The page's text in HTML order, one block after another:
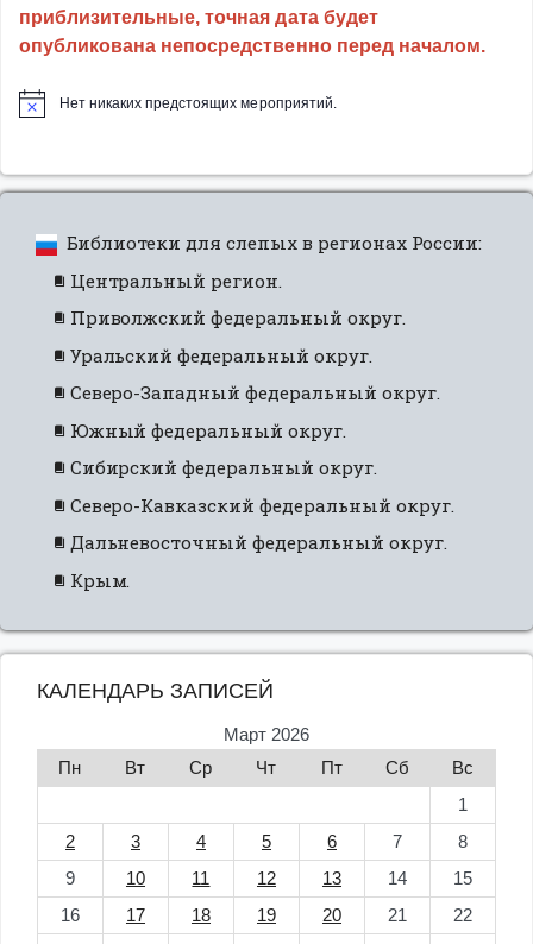
приблизительные, точная дата будет
опубликована непосредственно перед началом.
Нет никаких предстоящих мероприятий.
Библиотеки для слепых в регионах России:
Центральный регион.
Приволжский федеральный округ.
Уральский федеральный округ.
Северо-Западный федеральный округ.
Южный федеральный округ.
Сибирский федеральный округ.
Северо-Кавказский федеральный округ.
Дальневосточный федеральный округ.
Крым.
КАЛЕНДАРЬ ЗАПИСЕЙ
Март 2026
Пн
Вт Ср Чт Пт Сб
Вс
1
2
3 4 5 6 7
8
9
10 11 12 13 14
15
16
17 18 19 20 21
22